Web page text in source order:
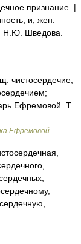
признание. |
и, жен.
Н.Ю. Шведова.
чистосердечие,
Ефремовой. Т.
Ефремовой